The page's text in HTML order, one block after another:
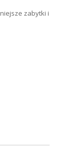
zabytki i